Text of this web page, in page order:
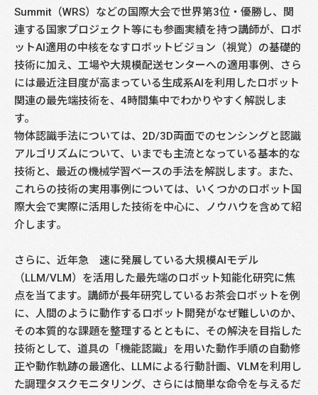
Summit（WRS）などの国際大会で世界第3位・優勝し、関
連する国家プロジェクト等にも参画実績を持つ講師が、ロボ
ットAI適用の中核をなすロボットビジョン（視覚）の基礎的
技術に加え、工場や大規模配送センターへの適用事例、さら
には最近注目度が高まっている生成系AIを利用したロボット
関連の最先端技術を、4時間集中でわかりやすく解説しま
す。
物体認識手法については、2D/3D両面でのセンシングと認識
アルゴリズムについて、いまでも主流となっている基本的な
技術と、最近の機械学習ベースの手法を解説します。また、
これらの技術の実用事例については、いくつかのロボット国
際大会で実際に活用した技術を中心に、ノウハウを含めて紹
介します。
さらに、近年急 速に発展している大規模AIモデル
（LLM/VLM）を活用した最先端のロボット知能化研究に焦
点を当てます。講師が長年研究しているお茶会ロボットを例
に、人間のように動作するロボット開発がなぜ難しいのか、
その本質的な課題を整理するとともに、その解決を目指した
技術として、道具の「機能認識」を用いた動作手順の自動修
正や動作軌跡の最適化、LLMによる行動計画、VLMを利用し
た調理タスクモニタリング、さらには簡単な命令を与えるだ